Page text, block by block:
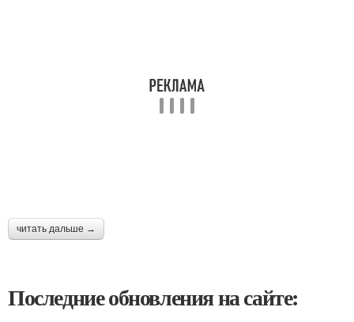
читать дальше →
Последние обновления на сайте: